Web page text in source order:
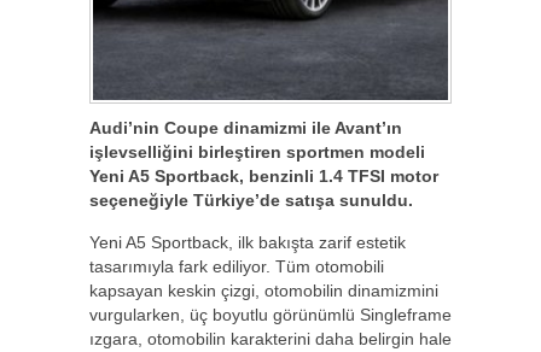
Audi’nin Coupe dinamizmi ile Avant’ın
işlevselliğini birleştiren sportmen modeli
Yeni A5 Sportback, benzinli 1.4 TFSI motor
seçeneğiyle Türkiye’de satışa sunuldu.
Yeni A5 Sportback, ilk bakışta zarif estetik
tasarımıyla fark ediliyor. Tüm otomobili
kapsayan keskin çizgi, otomobilin dinamizmini
vurgularken, üç boyutlu görünümlü Singleframe
ızgara, otomobilin karakterini daha belirgin hale